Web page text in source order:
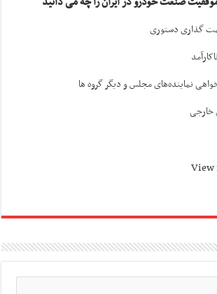
گذاری دستوری
نماینده‌های مجلس و دیگر گروه ها
خارجی
View